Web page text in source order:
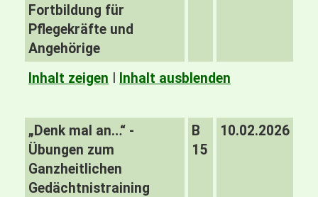
Fortbildung für
Pflegekräfte und
Angehörige
Inhalt zeigen Inhalt ausblenden
„Denk mal an…“ -
Übungen zum
Ganzheitlichen
Gedächtnistraining
B
15
10.02.2026